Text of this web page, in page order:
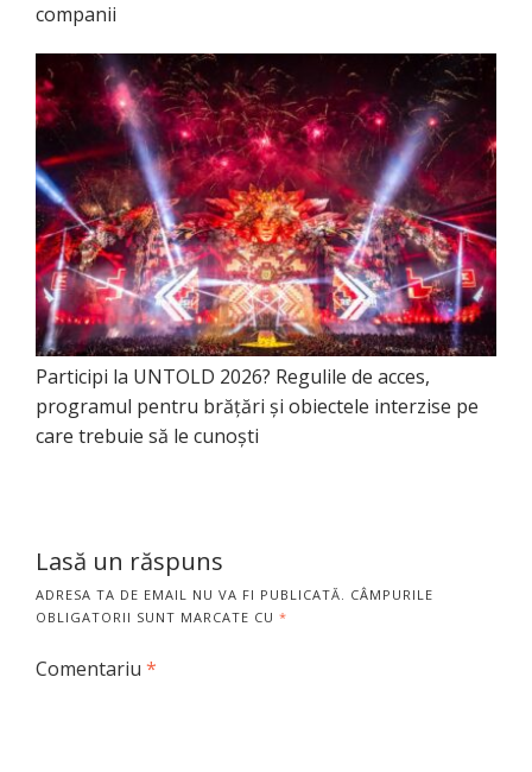
companii
Participi la UNTOLD 2026? Regulile de acces,
programul pentru brățări și obiectele interzise pe
care trebuie să le cunoști
Lasă un răspuns
ADRESA TA DE EMAIL NU VA FI PUBLICATĂ. CÂMPURILE
OBLIGATORII SUNT MARCATE CU *
Comentariu *